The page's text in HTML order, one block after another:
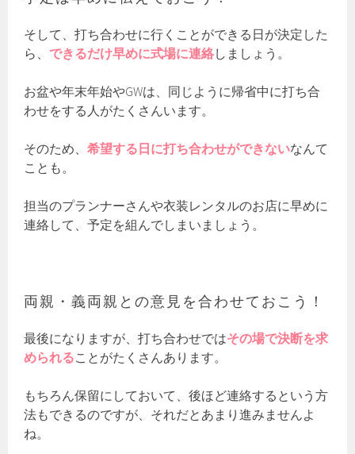
そして、打ち合わせに行くことができる日が決定した
ら、 できるだけ早めに式場に連絡しましょう。
お盆や年末年始やGWは、同じように帰省中に打ち合
わせをする人がたくさんいます。
そのため、希望する日に打ち合わせができないなんて
ことも。
担当のプランナーさんや衣装レンタルのお店に早めに
連絡して、予定を組んでしまいましょう。
両親・義両親との意見を合わせておこう！
最後になりますが、打ち合わせではその場で決断を求
められることがたくさんあります。
もちろん保留にしておいて、後ほど連絡するという方
法もできるのですが、それだとあまり進みませんよ
ね。